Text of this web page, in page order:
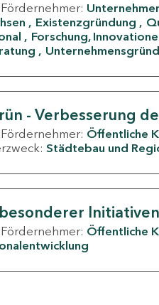
Fördernehmer:
Existenzgründung
Forschung,
- Verbesserung
Fördernehmer: Öffentliche
Städtebau und
Fördernehmer: Öffentliche